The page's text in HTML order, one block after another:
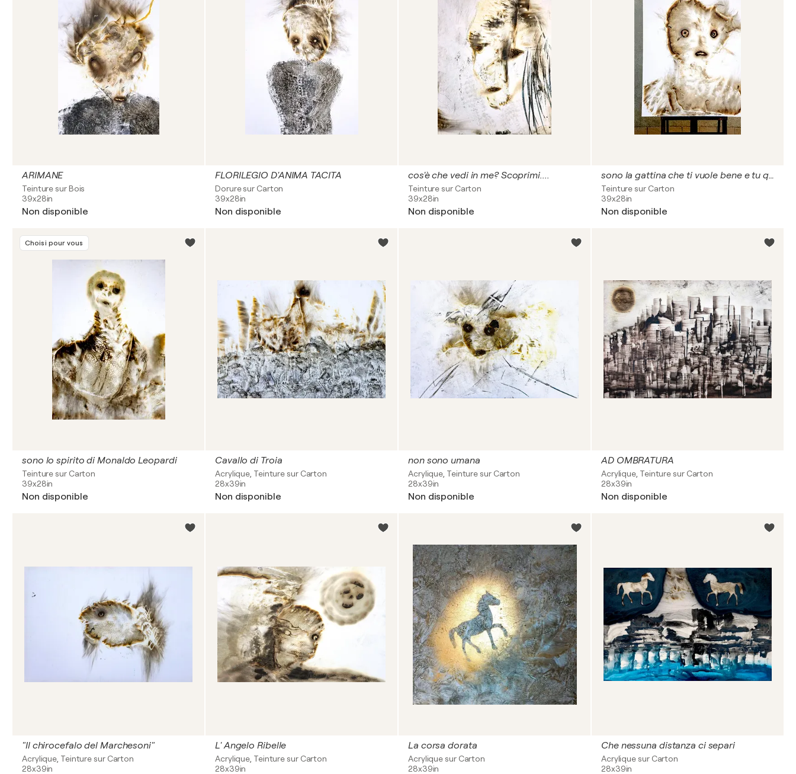
ARIMANE
Teinture sur Bois
39x28in
Non disponible
FLORILEGIO D'ANIMA TACITA
Dorure sur Carton
39x28in
Non disponible
cos'è che vedi in me? Scoprimi....
Teinture sur Carton
39x28in
Non disponible
sono la gattina che ti vuole bene e tu quanto me ne vuoi?
Teinture sur Carton
39x28in
Non disponible
Choisi pour vous
sono lo spirito di Monaldo Leopardi
Teinture sur Carton
39x28in
Non disponible
Cavallo di Troia
Acrylique, Teinture sur Carton
28x39in
Non disponible
non sono umana
Acrylique, Teinture sur Carton
28x39in
Non disponible
AD OMBRATURA
Acrylique, Teinture sur Carton
28x39in
Non disponible
"Il chirocefalo del Marchesoni"
Acrylique, Teinture sur Carton
28x39in
L' Angelo Ribelle
Acrylique, Teinture sur Carton
28x39in
La corsa dorata
Acrylique sur Carton
28x39in
Che nessuna distanza ci separi
Acrylique sur Carton
28x39in